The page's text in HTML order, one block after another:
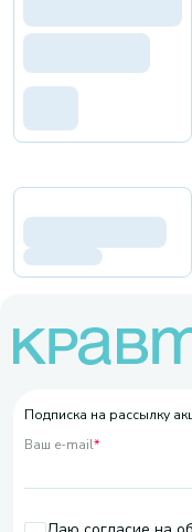
Подписка на рассылку
Ваш e-mail*